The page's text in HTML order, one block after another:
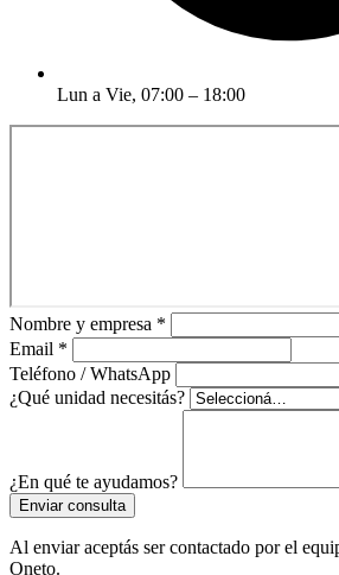
Lun a Vie, 07:00 – 18:00
Nombre y empresa *
Email *
Teléfono / WhatsApp
¿Qué unidad necesitás?
¿En qué te ayudamos?
Enviar consulta
Al enviar aceptás ser contactado por el
Oneto.